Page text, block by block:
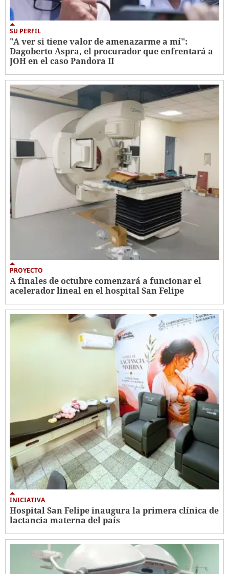
SU PERFIL
"A ver si tiene valor de amenazarme a mí":
Dagoberto Aspra, el procurador que enfrentará a
JOH en el caso Pandora II
PROYECTO
A finales de octubre comenzará a funcionar el
acelerador lineal en el hospital San Felipe
INICIATIVA
Hospital San Felipe inaugura la primera clínica de
lactancia materna del país